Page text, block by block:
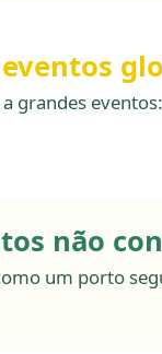
grandes
não
um porto